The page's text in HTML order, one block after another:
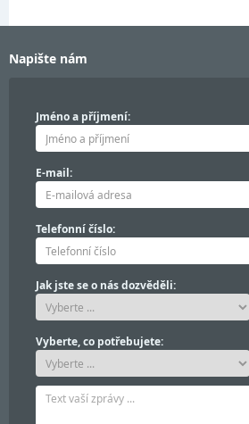
Napište nám
Jméno a příjmení:
E-mail:
Telefonní číslo:
Jak jste se o nás dozvěděli:
Vyberte, co potřebujete: